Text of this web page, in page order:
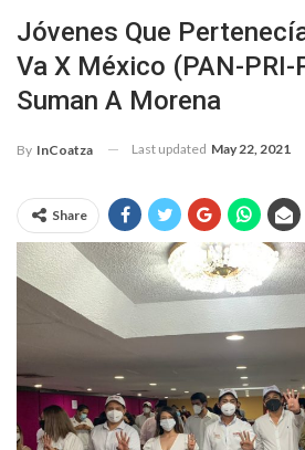
Jóvenes Que
Va X México (PAN-PRI-
Suman A Morena
By InCoatza Last updated May 22, 2021
Share